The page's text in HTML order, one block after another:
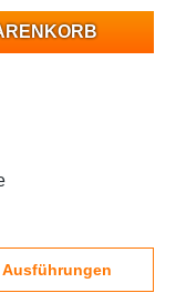
Ausführungen